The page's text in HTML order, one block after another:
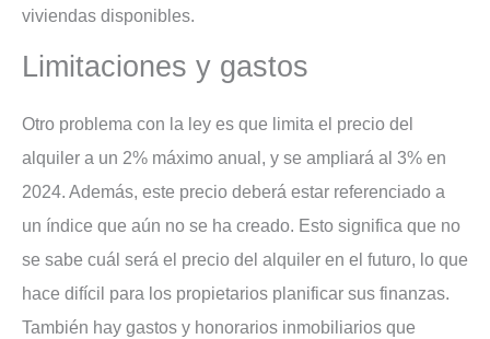
viviendas disponibles.
Limitaciones y gastos
Otro problema con la ley es que limita el precio del
alquiler a un 2% máximo anual, y se ampliará al 3% en
2024. Además, este precio deberá estar referenciado a
un índice que aún no se ha creado. Esto significa que no
se sabe cuál será el precio del alquiler en el futuro, lo que
hace difícil para los propietarios planificar sus finanzas.
También hay gastos y honorarios inmobiliarios que